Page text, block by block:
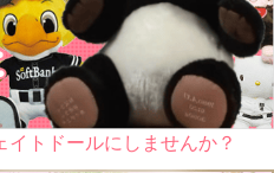
トドールにしませんか？